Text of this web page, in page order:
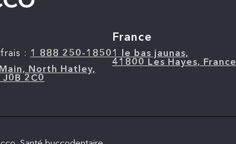
: 1 888 250-1850
North Hatley,
2C0
France
1 le bas jaunas,
41800 Les Hayes, France